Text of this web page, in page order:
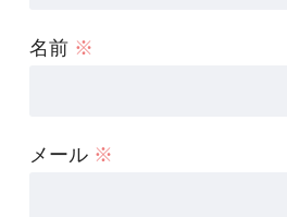
名前 ※
メール ※